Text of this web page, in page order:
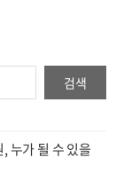
검색
누가 될 수 있을